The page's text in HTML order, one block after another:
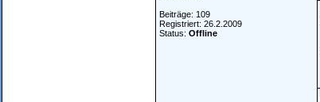
Beiträge: 109
Registriert: 26.2.2009
Status: Offline